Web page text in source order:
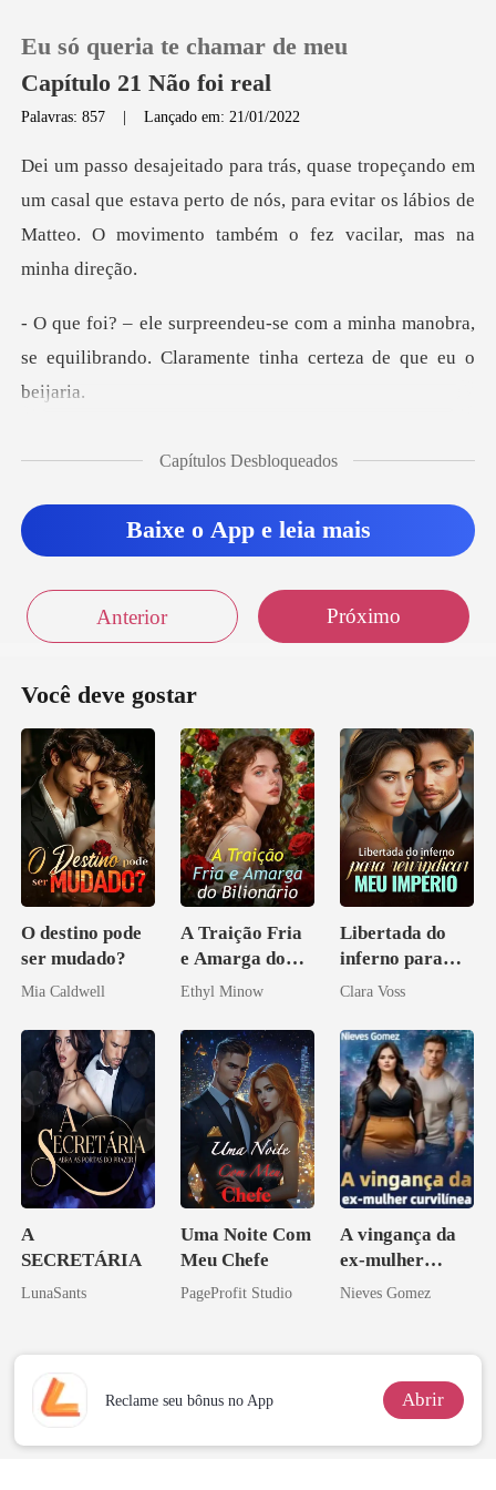
0
Loja
Sair
Eu só queria te chamar de meu
Capítulo 21 Não foi real
Palavras: 857 |Lançado em: 21/01/2022
casal que estava perto de nós, para evitar os lábios de
Mat
a minha manobra,
se equilibrando. Claram
Capítulos Desbloqueados
Baixe o App e leia mais
Anterior Próximo
Você deve gostar
O destino pode
ser mudado?
Mia Caldwell
A Traição Fria
e Amarga do
Bilionário
Ethyl Minow
Libertada do
inferno para
reivindicar meu
Clara Voss
A
SECRETÁRIA
LunaSants
Uma Noite Com
Meu Chefe
PageProfit Studio
A vingança da
ex-mulher
curvilínea
Nieves Gomez
Reclame seu bônus no App Abrir